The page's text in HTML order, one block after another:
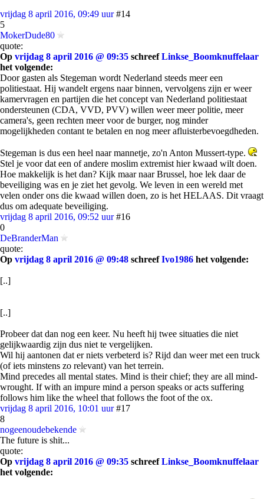
vrijdag 8 april 2016, 09:49 uur #14
5
MokerDude80
quote:
Op vrijdag 8 april 2016 @ 09:35 schreefLinkse_Boomknuffelaar
het volgende:
Door gasten als Stegeman wordt Nederland steeds meer een
politiestaat. Hij wandelt ergens naar binnen, vervolgens zijn er weer
kamervragen en partijen die het concept van Nederland politiestaat
ondersteunen (CDA, VVD, PVV) willen weer meer politie, meer
camera's, geen rechten meer voor de burger, nog minder
mogelijkheden contant te betalen en nog meer afluisterbevoegdheden.
Stegeman is dus een heel naar mannetje, zo'n Anton Mussert-type.
Stel je voor dat een of andere moslim extremist hier kwaad wilt doen.
Hoe makkelijk is het dan? Kijk maar naar Brussel, hoe lek daar de
beveiliging was en je ziet het gevolg. We leven in een wereld met
velen onder ons die kwaad willen doen, zo is het HELAAS. Dit vraagt
dus om adequate beveiliging.
vrijdag 8 april 2016, 09:52 uur #16
0
DeBranderMan
quote:
Op vrijdag 8 april 2016 @ 09:48 schreefIvo1986 het volgende:
[..]
[..]
Probeer dat dan nog een keer. Nu heeft hij twee situaties die niet
gelijkwaardig zijn dus niet te vergelijken.
Wil hij aantonen dat er niets verbeterd is? Rijd dan weer met een truck
(of iets minstens zo relevant) van het terrein.
Mind precedes all mental states. Mind is their chief; they are all mind-
wrought. If with an impure mind a person speaks or acts suffering
follows him like the wheel that follows the foot of the ox.
vrijdag 8 april 2016, 10:01 uur #17
8
nogeenoudebekende
The future is shit...
quote:
Op vrijdag 8 april 2016 @ 09:35 schreefLinkse_Boomknuffelaar
het volgende: